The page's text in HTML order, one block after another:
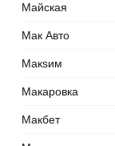
Майская
Мак Авто
Макsим
Макаровка
Макбет